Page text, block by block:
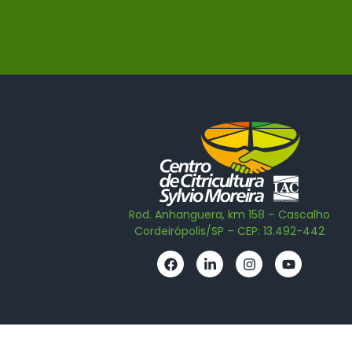
Rod. Anhanguera, km 158 – Cascalho
Cordeirópolis/SP – CEP: 13.492-442